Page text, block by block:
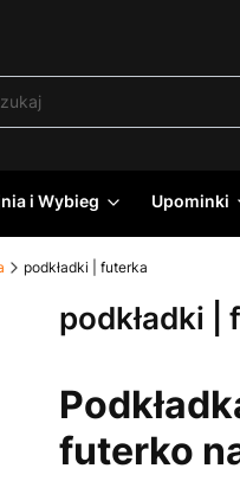
i Wybieg Upominki
podkładki | futerka
podkładki |
futerko